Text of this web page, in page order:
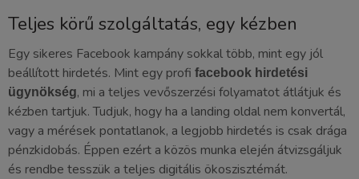
Teljes körű szolgáltatás, egy kézben
Egy sikeres Facebook kampány sokkal több, mint egy jól
beállított hirdetés. Mint egy profi facebook hirdetési
ügynökség, mi a teljes vevőszerzési folyamatot átlátjuk és
kézben tartjuk. Tudjuk, hogy ha a landing oldal nem konvertál,
vagy a mérések pontatlanok, a legjobb hirdetés is csak drága
pénzkidobás. Éppen ezért a közös munka elején átvizsgáljuk
és rendbe tesszük a teljes digitális ökoszisztémát.